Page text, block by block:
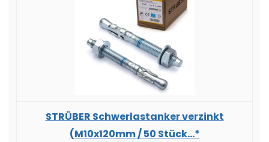
STRÜBER Schwerlastanker verzinkt
(M10x120mm / 50 Stück...*